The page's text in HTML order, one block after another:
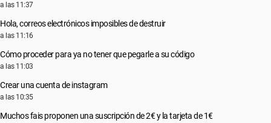
a las 11:37
Hola, correos electrónicos imposibles de destruir
a las 11:16
Cómo proceder para ya no tener que pegarle a su código
a las 11:03
Crear una cuenta de instagram
a las 10:35
Muchos fais proponen una suscripción de 2€ y la tarjeta de 1€